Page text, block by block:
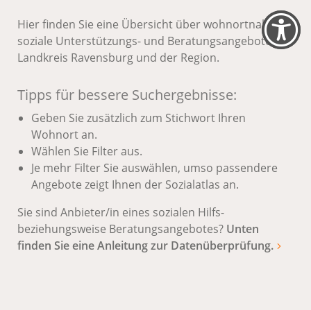
Hier finden Sie eine Übersicht über wohnortnahe
soziale Unterstützungs- und Beratungsangebote im
Landkreis Ravensburg und der Region.
Tipps für bessere Suchergebnisse:
Geben Sie zusätzlich zum Stichwort Ihren
Wohnort an.
Wählen Sie Filter aus.
Je mehr Filter Sie auswählen, umso passendere
Angebote zeigt Ihnen der Sozialatlas an.
Sie sind Anbieter/in eines sozialen Hilfs-
beziehungsweise Beratungsangebotes? Unten
finden Sie eine Anleitung zur Datenüberprüfung.